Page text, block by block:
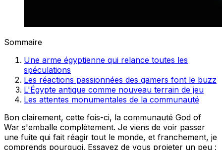
Sommaire
Une arme égyptienne qui relance toutes les
spéculations
Les réactions passionnées des gamers font le buzz
L'Égypte antique comme nouveau terrain de jeu
Les attentes monumentales de la communauté
Bon clairement, cette fois-ci, la communauté God of
War s'emballe complètement. Je viens de voir passer
une fuite qui fait réagir tout le monde, et franchement, je
comprends pourquoi. Essayez de vous projeter un peu :